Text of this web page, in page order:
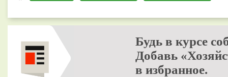
Будь в курсе
Добавь
в избранное.